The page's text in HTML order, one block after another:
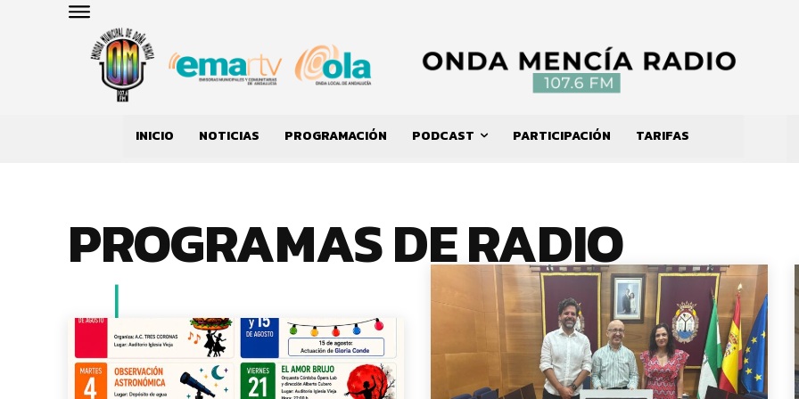
INICIO NOTICIAS PROGRAMACIÓN PODCAST PARTICIPACIÓN TARIFAS
PROGRAMAS DE RADIO